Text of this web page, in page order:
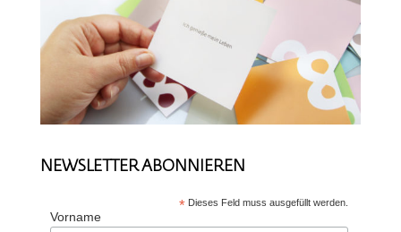
NEWSLETTER ABONNIEREN
* Dieses Feld muss ausgefüllt werden.
Vorname